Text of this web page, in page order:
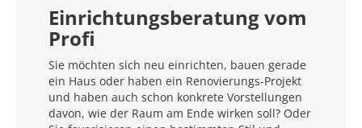
Einrichtungsberatung vom
Profi
Sie möchten sich neu einrichten, bauen gerade
ein Haus oder haben ein Renovierungs-Projekt
und haben auch schon konkrete Vorstellungen
davon, wie der Raum am Ende wirken soll? Oder